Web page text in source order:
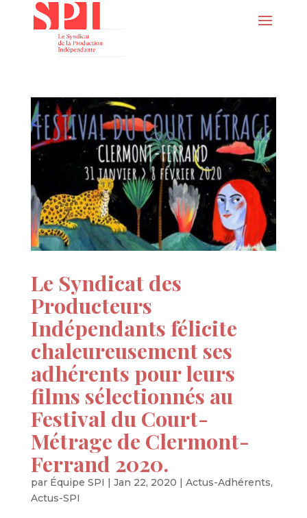
Le Syndicat des
Producteurs
Indépendants félicite
chaleureusement ses
adhérents pour leurs
films sélectionnés au
Festival du Court-
Métrage de Clermont-
Ferrand 2020.
par Équipe SPI | Jan 22, 2020 | Actus-Adhérents,
Actus-SPI